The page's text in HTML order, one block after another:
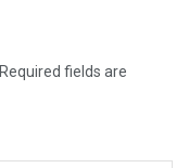
Required fields are